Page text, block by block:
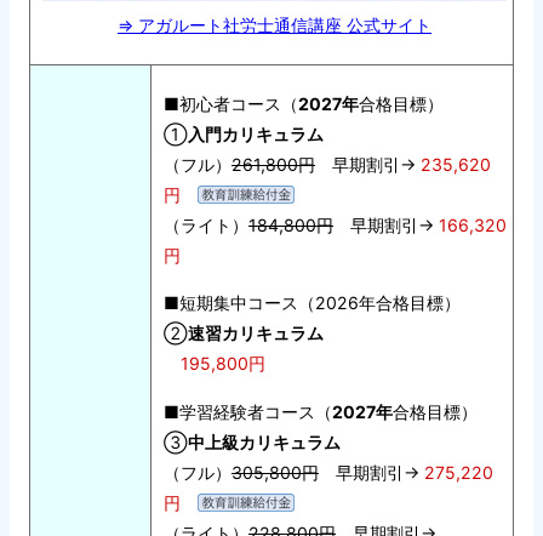
⇒ アガルート社労士通信講座 公式サイト
■初心者コース（2027年合格目標）
①入門カリキュラム
（フル） 261,800円 早期割引→ 235,620
円
（ライト） 184,800円 早期割引→ 166,320
円
■短期集中コース（2026年合格目標）
②速習カリキュラム
195,800円
■学習経験者コース（2027年合格目標）
③中上級カリキュラム
（フル） 305,800円 早期割引→ 275,220
円